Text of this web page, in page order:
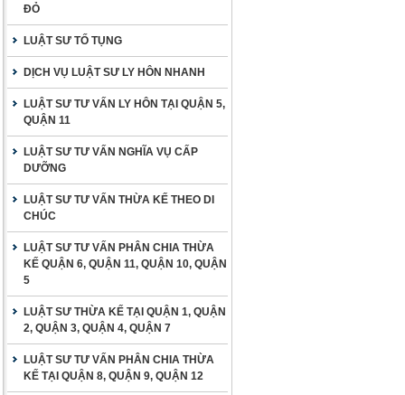
ĐỎ
LUẬT SƯ TỐ TỤNG
DỊCH VỤ LUẬT SƯ LY HÔN NHANH
LUẬT SƯ TƯ VẤN LY HÔN TẠI QUẬN 5,
QUẬN 11
LUẬT SƯ TƯ VẤN NGHĨA VỤ CẤP
DƯỠNG
LUẬT SƯ TƯ VẤN THỪA KẾ THEO DI
CHÚC
LUẬT SƯ TƯ VẤN PHÂN CHIA THỪA
KẾ QUẬN 6, QUẬN 11, QUẬN 10, QUẬN
5
LUẬT SƯ THỪA KẾ TẠI QUẬN 1, QUẬN
2, QUẬN 3, QUẬN 4, QUẬN 7
LUẬT SƯ TƯ VẤN PHÂN CHIA THỪA
KẾ TẠI QUẬN 8, QUẬN 9, QUẬN 12